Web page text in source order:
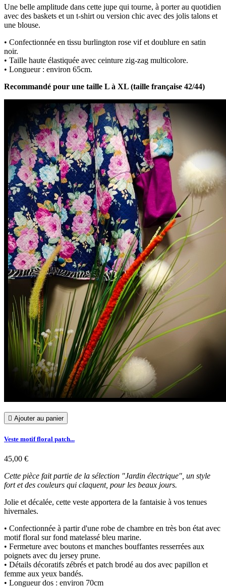
Une belle amplitude dans cette jupe qui tourne, à porter au quotidien
avec des baskets et un t-shirt ou version chic avec des jolis talons et
une blouse.
• Confectionnée en tissu burlington rose vif et doublure en satin
noir.
• Taille haute élastiquée avec ceinture zig-zag multicolore.
• Longueur : environ 65cm.
Recommandé pour une taille L à XL (taille française 42/44)
 Ajouter au panier
Veste motif floral patch...
45,00 €
Cette pièce fait partie de la sélection "Jardin électrique", un style
fort et des couleurs qui claquent, pour les beaux jours.
Jolie et décalée, cette veste apportera de la fantaisie à vos tenues
hivernales.
• Confectionnée à partir d'une robe de chambre en très bon état avec
motif floral sur fond matelassé bleu marine.
• Fermeture avec boutons et manches bouffantes resserrées aux
poignets avec du jersey prune.
• Détails décoratifs zébrés et patch brodé au dos avec papillon et
femme aux yeux bandés.
• Longueur dos : environ 70cm